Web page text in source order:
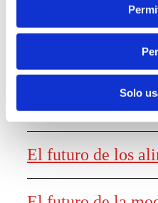
Solo
Generación
conocimiento
Informe El futuro
El futuro de los